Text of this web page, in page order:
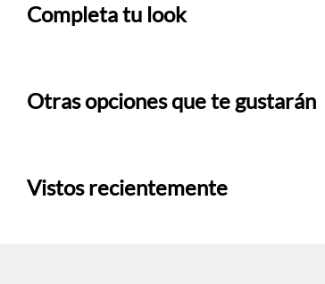
Completa tu look
Otras opciones que te gustarán
Vistos recientemente